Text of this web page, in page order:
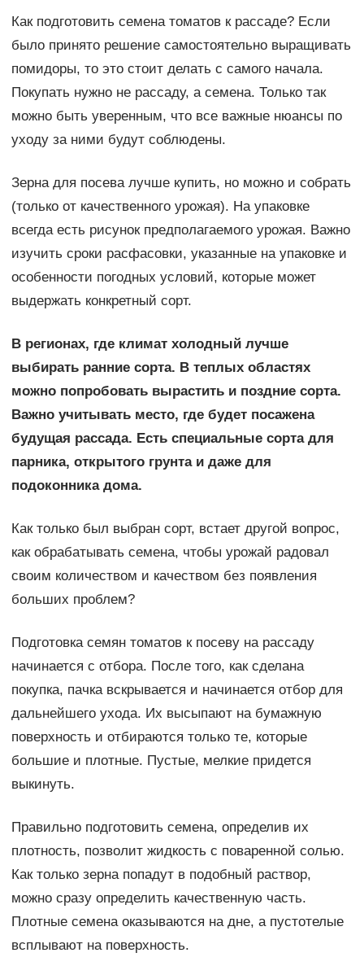
Как подготовить семена томатов к рассаде? Если
было принято решение самостоятельно выращивать
помидоры, то это стоит делать с самого начала.
Покупать нужно не рассаду, а семена. Только так
можно быть уверенным, что все важные нюансы по
уходу за ними будут соблюдены.
Зерна для посева лучше купить, но можно и собрать
(только от качественного урожая). На упаковке
всегда есть рисунок предполагаемого урожая. Важно
изучить сроки расфасовки, указанные на упаковке и
особенности погодных условий, которые может
выдержать конкретный сорт.
В регионах, где климат холодный лучше
выбирать ранние сорта. В теплых областях
можно попробовать вырастить и поздние сорта.
Важно учитывать место, где будет посажена
будущая рассада. Есть специальные сорта для
парника, открытого грунта и даже для
подоконника дома.
Как только был выбран сорт, встает другой вопрос,
как обрабатывать семена, чтобы урожай радовал
своим количеством и качеством без появления
больших проблем?
Подготовка семян томатов к посеву на рассаду
начинается с отбора. После того, как сделана
покупка, пачка вскрывается и начинается отбор для
дальнейшего ухода. Их высыпают на бумажную
поверхность и отбираются только те, которые
большие и плотные. Пустые, мелкие придется
выкинуть.
Правильно подготовить семена, определив их
плотность, позволит жидкость с поваренной солью.
Как только зерна попадут в подобный раствор,
можно сразу определить качественную часть.
Плотные семена оказываются на дне, а пустотелые
всплывают на поверхность.